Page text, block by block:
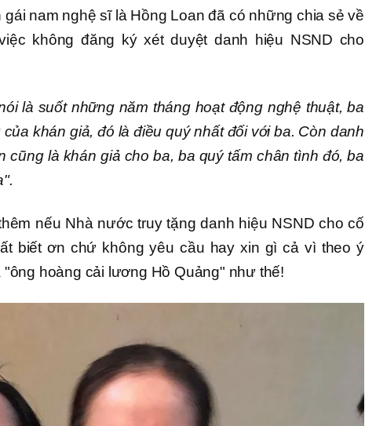
nam nghệ sĩ là Hồng Loan đã có những chia sẻ về
không đăng ký xét duyệt danh hiệu NSND cho
là suốt những năm tháng hoạt động nghệ thuật, ba
khán giả, đó là điều quý nhất đối với ba. Còn danh
cũng là khán giả cho ba, ba quý tấm chân tình đó, ba
nếu Nhà nước truy tặng danh hiệu NSND cho cố
biết ơn chứ không yêu cầu hay xin gì cả vì theo ý
hoàng cải lương Hồ Quảng" như thế!